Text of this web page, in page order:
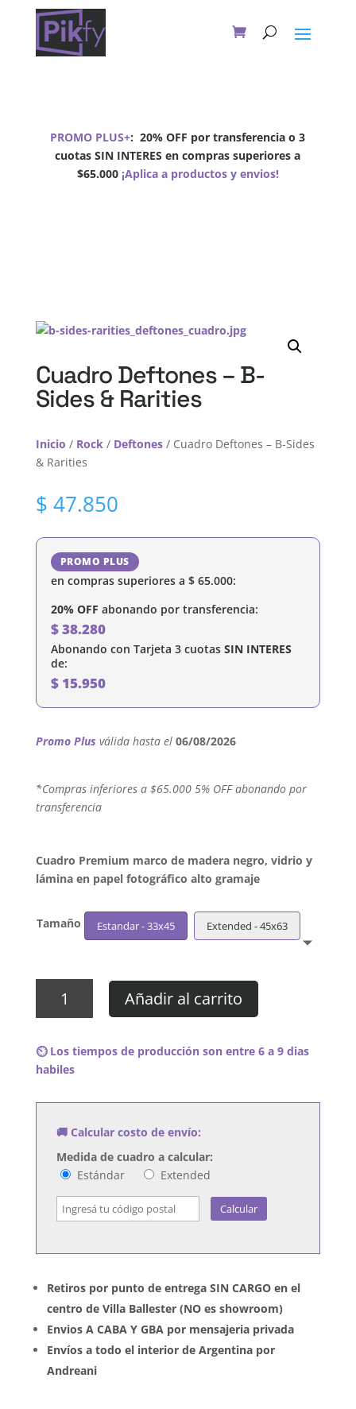
PROMO PLUS+:20% OFF por transferencia o 3
cuotas SIN INTERES en compras superiores a
$65.000¡Aplica a productos y envios!
Cuadro Deftones – B-
Sides & Rarities
Inicio / Rock/ Deftones/ Cuadro Deftones – B-Sides
& Rarities
$ 47.850
PROMO PLUS
en compras superiores a $65.000:
20% OFF abonando por transferencia:
$38.280
Abonando con Tarjeta 3 cuotas SIN INTERES
de:
$15.950
Promo Plus válida hasta el 06/08/2026
´*Compras inferiores a $65.000 5% OFF abonando por
transferencia
Cuadro Premium marco de madera negro, vidrio y
lámina en papel fotográfico alto gramaje
Tamaño Estandar - 33x45 Extended - 45x63
Deftones
B-
Sides
&
Añadir al carrito
⏲️ Los tiempos de producción son entre 6 a 9 dias
habiles
🚚 Calcular costo de envío:
Medida de cuadro a calcular:
Estándar
Extended
Calcular
Retiros por punto de entrega SIN CARGO en el
centro de Villa Ballester (NO es showroom)
Envios A CABA Y GBA por mensajeria privada
Envíos a todo el interior de Argentina por
Andreani